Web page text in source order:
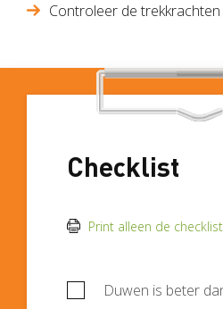
Controleer de
Checklist
Print alleen de checklist
Duwen is beter